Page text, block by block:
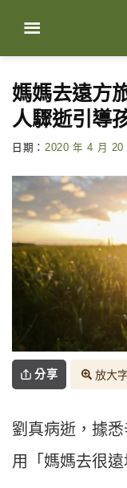
content
媽媽去遠方
人驟逝引導
日期： 2020 年 4 月 20
分享 放大
劉真病逝，據
用「媽媽去很